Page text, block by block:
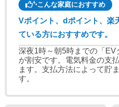
こんな家庭におすすめ
Vポイント、dポイント、楽
ている方におすすめです。
深夜1時～朝5時までの「EV
が割安です。電気料金の支
ます。支払方法によって貯
す。